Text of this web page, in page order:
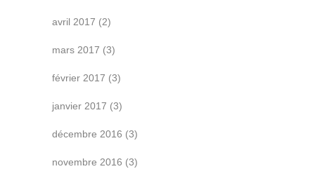
avril 2017 (2)
mars 2017 (3)
février 2017 (3)
janvier 2017 (3)
décembre 2016 (3)
novembre 2016 (3)